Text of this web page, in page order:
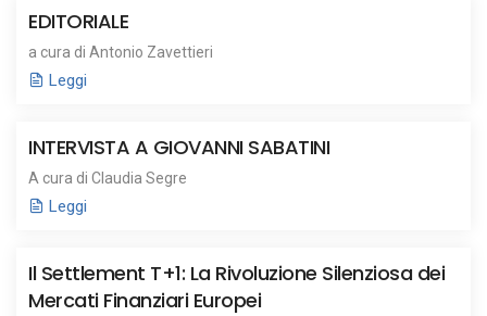
EDITORIALE
a cura di Antonio Zavettieri
Leggi
INTERVISTA A GIOVANNI SABATINI
A cura di Claudia Segre
Leggi
Il Settlement T+1: La Rivoluzione Silenziosa dei
Mercati Finanziari Europei